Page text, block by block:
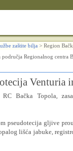
zaštite bilja > Region
Regionalnog centra
Venturia
Bačka Topola,
pseudotecija gljive
lišća jabuke,